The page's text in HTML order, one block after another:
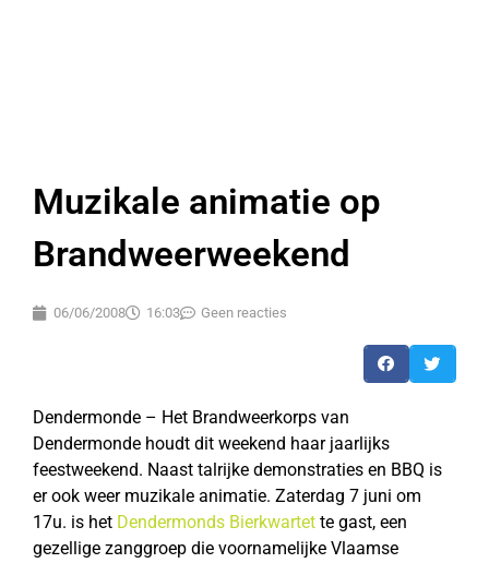
Muzikale animatie op
Brandweerweekend
06/06/2008 16:03 Geen reacties
Dendermonde – Het Brandweerkorps van
Dendermonde houdt dit weekend haar jaarlijks
feestweekend. Naast talrijke demonstraties en BBQ is
er ook weer muzikale animatie. Zaterdag 7 juni om
17u. is het Dendermonds Bierkwartet te gast, een
gezellige zanggroep die voornamelijke Vlaamse